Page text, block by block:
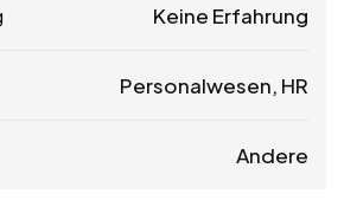
Keine Erfahrung
Personalwesen, HR
Andere